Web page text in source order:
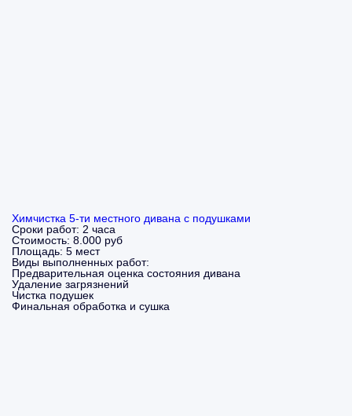
Химчистка 5-ти местного дивана с подушками
Сроки работ: 2 часа
Стоимость: 8.000 руб
Площадь: 5 мест
Виды выполненных работ:
Предварительная оценка состояния дивана
Удаление загрязнений
Чистка подушек
Финальная обработка и сушка